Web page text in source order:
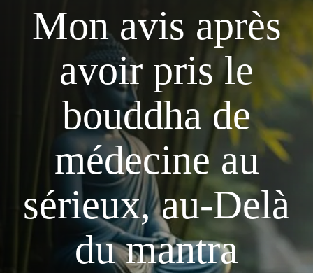
Mon avis après
avoir pris le
bouddha de
médecine au
sérieux, au-Delà
du mantra